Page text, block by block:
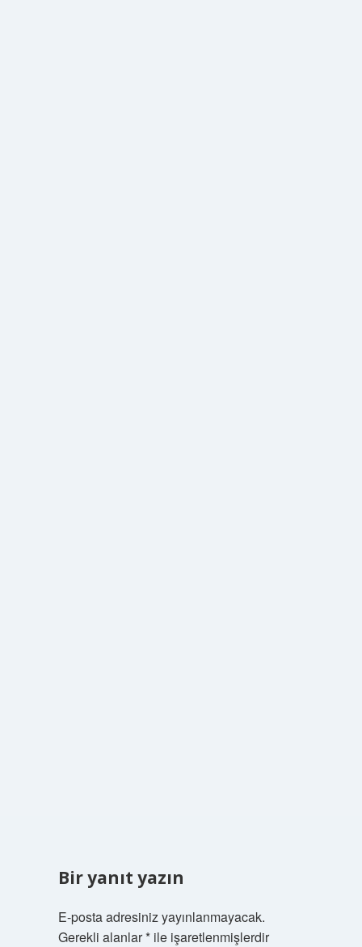
Bir yanıt yazın
E-posta adresiniz yayınlanmayacak.
Gerekli alanlar*ile işaretlenmişlerdir